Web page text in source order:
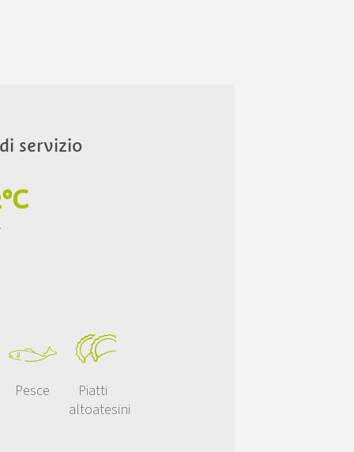
servizio
Pesce
Piatti
altoatesini